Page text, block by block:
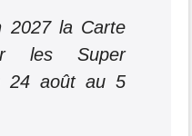
2027 la Carte
les Super
24 août au 5